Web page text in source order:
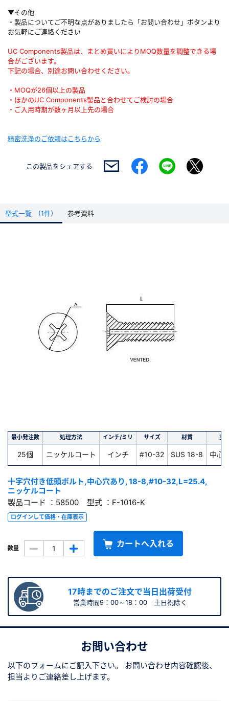
▼その他
・製品についてご不明な点がありましたら「お問い合わせ」ボタンより
お気軽にご連絡ください
UC Components製品は、まとめ買いによりMOQ数量を調整できる場
合がございます。
下記の場合、別途お問い合わせください。
・MOQが26個以上の製品
・ほかのUC Components製品と合わせてご検討の場合
・ご入用時期が数ヶ月以上先の場合
精密洗浄のご依頼はこちらから
この製品をシェアする
型式一覧 (1件） 参考資料
最小発注数 処理方法 インチ/ミリ サイズ 材質 空
25個 ニッケルコート インチ #10-32 SUS 18-8 中心
十字穴付き低頭ボルト,中心穴あり, 18-8,#10-32,L=25.4,
ニッケルコート
製品コード ：58500 型式 ：F-1016-K
ログインして価格・在庫表示
数量 カートへ入れる
17時までのご注文で当日出荷受付
営業時間9：00～18：00 土日祝除く
お問い合わせ
以下のフォームにご記入下さい。
お問い合わせ内容確認後、
担当よりご連絡差し上げます。